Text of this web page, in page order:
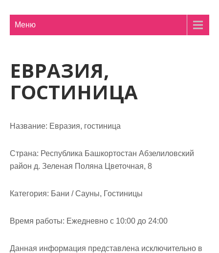
Меню
ЕВРАЗИЯ,
ГОСТИНИЦА
Название: Евразия, гостиница
Страна: Республика Башкортостан Абзелиловский
район д. Зеленая Поляна Цветочная, 8
Категория: Бани / Сауны, Гостиницы
Время работы: Ежедневно с 10:00 до 24:00
Данная информация представлена исключительно в